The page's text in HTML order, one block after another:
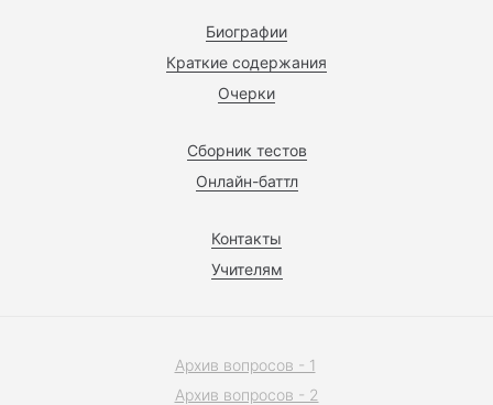
Биографии
Краткие содержания
Очерки
Сборник тестов
Онлайн-баттл
Контакты
Учителям
Архив вопросов - 1
Архив вопросов - 2